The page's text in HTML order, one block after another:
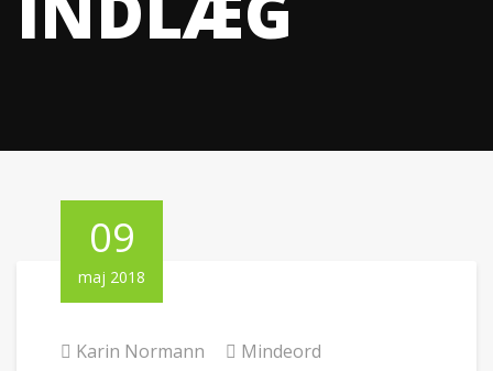
09
maj 2018
Karin Normann Mindeord